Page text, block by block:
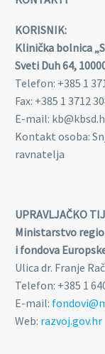
KORISNIK:
Klinička bolnica
Sveti Duh 64,
Telefon: +385 1
Fax: +385 1 3712
E-mail:
Kontakt osoba:
ravnatelja
UPRAVLJAČKO
Ministarstvo
i fondova
Ulica dr. Franje
Telefon: +385 1
E-mail:
Web: razvoj.gov.hr